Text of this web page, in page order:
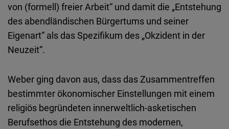
von (formell) freier Arbeit“ und damit die „Entstehung
des abendländischen Bürgertums und seiner
Eigenart“ als das Spezifikum des „Okzident in der
Neuzeit“.
Weber ging davon aus, dass das Zusammentreffen
bestimmter ökonomischer Einstellungen mit einem
religiös begründeten innerweltlich-asketischen
Berufsethos die Entstehung des modernen,